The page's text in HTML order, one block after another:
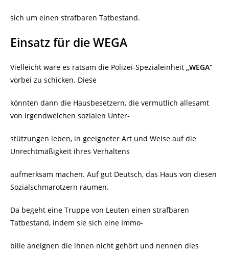
sich um einen strafbaren Tatbestand.
Einsatz für die WEGA
Vielleicht wäre es ratsam die Polizei-Spezialeinheit „WEGA“
vorbei zu schicken. Diese
könnten dann die Hausbesetzern, die vermutlich allesamt
von irgendwelchen sozialen Unter-
stützungen leben, in geeigneter Art und Weise auf die
Unrechtmäßigkeit ihres Verhaltens
aufmerksam machen. Auf gut Deutsch, das Haus von diesen
Sozialschmarotzern räumen.
Da begeht eine Truppe von Leuten einen strafbaren
Tatbestand, indem sie sich eine Immo-
bilie aneignen die ihnen nicht gehört und nennen dies